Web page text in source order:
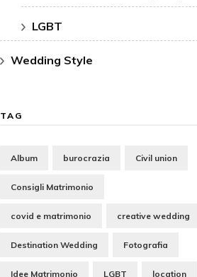
LGBT
Wedding Style
TAG
Album burocrazia Civil union
Consigli Matrimonio
covid e matrimonio creative wedding
Destination Wedding Fotografia
Idee Matrimonio LGBT location